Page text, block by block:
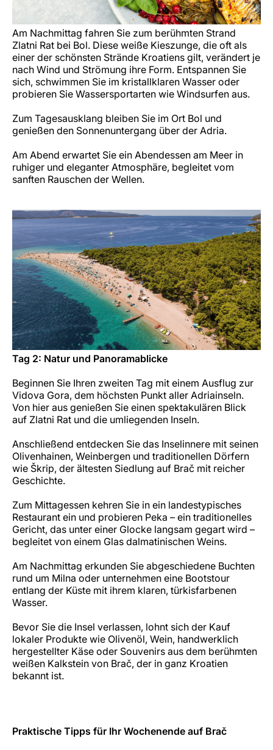
Am Nachmittag fahren Sie zum berühmten Strand
Zlatni Rat bei Bol. Diese weiße Kieszunge, die oft als
einer der schönsten Strände Kroatiens gilt, verändert je
nach Wind und Strömung ihre Form. Entspannen Sie
sich, schwimmen Sie im kristallklaren Wasser oder
probieren Sie Wassersportarten wie Windsurfen aus.
Zum Tagesausklang bleiben Sie im Ort Bol und
genießen den Sonnenuntergang über der Adria.
Am Abend erwartet Sie ein Abendessen am Meer in
ruhiger und eleganter Atmosphäre, begleitet vom
sanften Rauschen der Wellen.
Tag 2: Natur und Panoramablicke
Beginnen Sie Ihren zweiten Tag mit einem Ausflug zur
Vidova Gora, dem höchsten Punkt aller Adriainseln.
Von hier aus genießen Sie einen spektakulären Blick
auf Zlatni Rat und die umliegenden Inseln.
Anschließend entdecken Sie das Inselinnere mit seinen
Olivenhainen, Weinbergen und traditionellen Dörfern
wie Škrip, der ältesten Siedlung auf Brač mit reicher
Geschichte.
Zum Mittagessen kehren Sie in ein landestypisches
Restaurant ein und probieren Peka – ein traditionelles
Gericht, das unter einer Glocke langsam gegart wird –
begleitet von einem Glas dalmatinischen Weins.
Am Nachmittag erkunden Sie abgeschiedene Buchten
rund um Milna oder unternehmen eine Bootstour
entlang der Küste mit ihrem klaren, türkisfarbenen
Wasser.
Bevor Sie die Insel verlassen, lohnt sich der Kauf
lokaler Produkte wie Olivenöl, Wein, handwerklich
hergestellter Käse oder Souvenirs aus dem berühmten
weißen Kalkstein von Brač, der in ganz Kroatien
bekannt ist.
Praktische Tipps für Ihr Wochenende auf Brač